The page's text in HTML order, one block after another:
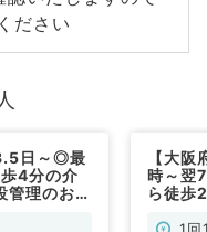
ださい
日～◎最
4分の介
管理のお仕
【大
時～翌
ら徒歩
内科／
1